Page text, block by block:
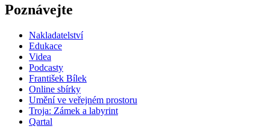
Poznávejte
Nakladatelství
Edukace
Videa
Podcasty
František Bílek
Online sbírky
Umění ve veřejném prostoru
Troja: Zámek a labyrint
Qartal